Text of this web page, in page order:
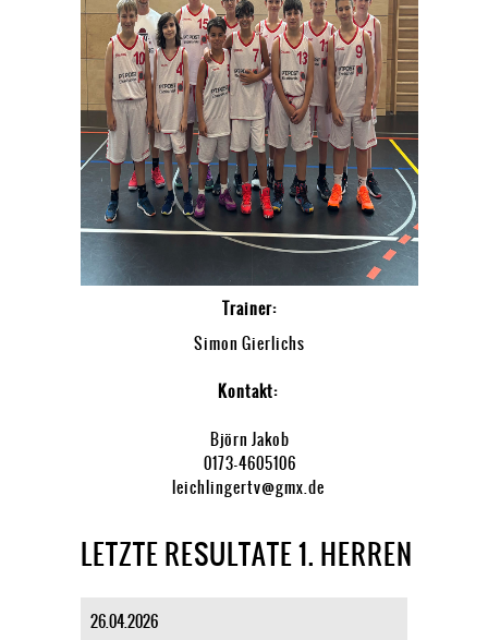
Trainer:
Simon Gierlichs
Kontakt:
Björn Jakob
0173-4605106
leichlingertv@gmx.de
LETZTE RESULTATE 1. HERREN
26.04.2026